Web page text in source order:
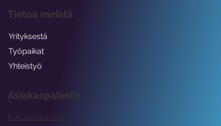
Asiakaspalvelu
tuki@rockway.fi
Tietoa meistä
Yrityksestä
Työpaikat
Yhteistyö